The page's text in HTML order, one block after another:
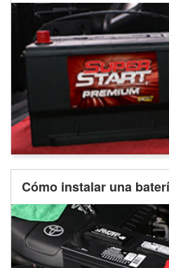
Cómo instalar una